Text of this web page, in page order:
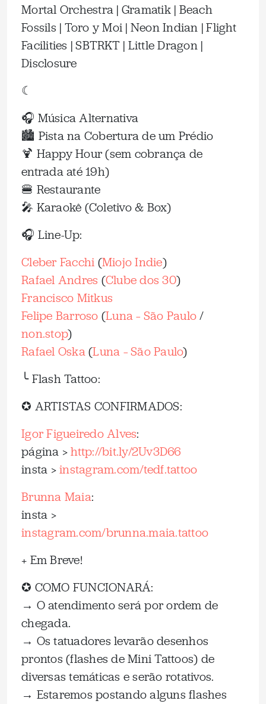
Mortal Orchestra | Gramatik | Beach
Fossils | Toro y Moi | Neon Indian | Flight
Facilities | SBTRKT | Little Dragon |
Disclosure
☾
🎧 Música Alternativa
🏙 Pista na Cobertura de um Prédio
🍹 Happy Hour (sem cobrança de
entrada até 19h)
🍔 Restaurante
🎤 Karaokê (Coletivo & Box)
🎧 Line-Up:
Cleber Facchi (Miojo Indie)
Rafael Andres (Clube dos 30)
Francisco Mitkus
Felipe Barroso (Luna – São Paulo/
non.stop)
Rafael Oska(Luna – São Paulo)
╰ Flash Tattoo:
✪ ARTISTAS CONFIRMADOS:
Igor Figueiredo Alves:
página >http://bit.ly/2Uv3D66
insta >instagram.com/tedf.tattoo
Brunna Maia:
insta >
instagram.com/brunna.maia.tattoo
+ Em Breve!
✪ COMO FUNCIONARÁ:
→ O atendimento será por ordem de
chegada.
→ Os tatuadores levarão desenhos
prontos (flashes de Mini Tattoos) de
diversas temáticas e serão rotativos.
→ Estaremos postando alguns flashes